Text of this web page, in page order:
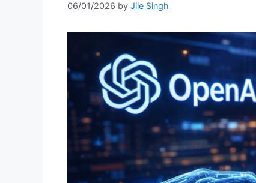
06/01/2026 by Jile Singh